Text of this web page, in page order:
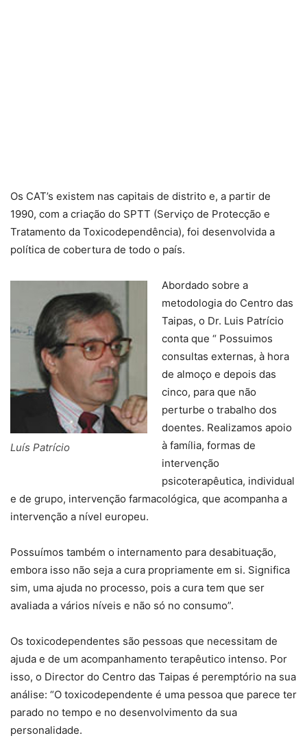
Os CAT’s existem nas capitais de distrito e, a partir de
1990, com a criação do SPTT (Serviço de Protecção e
Tratamento da Toxicodependência), foi desenvolvida a
política de cobertura de todo o país.
Luís Patrício
Abordado sobre a
metodologia do Centro das
Taipas, o Dr. Luis Patrício
conta que “ Possuimos
consultas externas, à hora
de almoço e depois das
cinco, para que não
perturbe o trabalho dos
doentes. Realizamos apoio
à família, formas de
intervenção
psicoterapêutica, individual
e de grupo, intervenção farmacológica, que acompanha a
intervenção a nível europeu.
Possuímos também o internamento para desabituação,
embora isso não seja a cura propriamente em si. Significa
sim, uma ajuda no processo, pois a cura tem que ser
avaliada a vários níveis e não só no consumo”.
Os toxicodependentes são pessoas que necessitam de
ajuda e de um acompanhamento terapêutico intenso. Por
isso, o Director do Centro das Taipas é peremptório na sua
análise: “O toxicodependente é uma pessoa que parece ter
parado no tempo e no desenvolvimento da sua
personalidade.